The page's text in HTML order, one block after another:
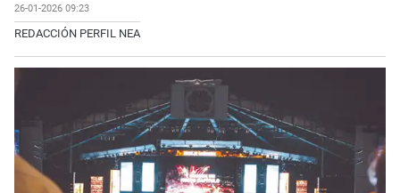
26-01-2026 09:23
REDACCIÓN PERFIL NEA